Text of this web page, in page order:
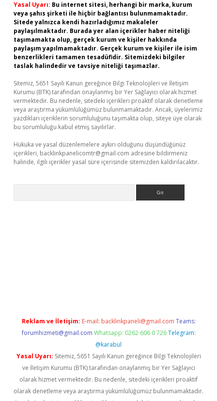
Yasal Uyarı: Bu internet sitesi, herhangi bir marka, kurum
veya şahıs şirketi ile hiçbir bağlantısı bulunmamaktadır.
Sitede yalnızca kendi hazırladığımız makaleler
paylaşılmaktadır. Burada yer alan içerikler haber niteliği
taşımamakta olup, gerçek kurum ve kişiler hakkında
paylaşım yapılmamaktadır. Gerçek kurum ve kişiler ile isim
benzerlikleri tamamen tesadüfidir. Sitemizdeki bilgiler
taslak halindedir ve tavsiye niteliği taşımazlar.
Sitemiz, 5651 Sayılı Kanun gereğince Bilgi Teknolojileri ve İletişim
Kurumu (BTK) tarafından onaylanmış bir Yer Sağlayıcı olarak hizmet
vermektedir. Bu nedenle, sitedeki içerikleri proaktif olarak denetleme
veya araştırma yükümlülüğümüz bulunmamaktadır. Ancak, üyelerimiz
yazdıkları içeriklerin sorumluluğunu taşımakta olup, siteye üye olarak
bu sorumluluğu kabul etmiş sayılırlar.
Hukuka ve yasal düzenlemelere aykırı olduğunu düşündüğünüz
içerikleri, backlinkpanelicomtr@gmail.com adresine bildirmeniz
halinde, ilgili içerikler yasal süre içerisinde sitemizden kaldırılacaktır.
Reklam ve İletişim: E-mail: backlinkpaneli@gmail.com Teams:
forumhizmeti@gmail.com Whatsapp: 0262 606 0 726 Telegram:
@karabul
Yasal Uyarı: Sitemiz, 5651 Sayılı Kanun gereğince Bilgi Teknolojileri
ve İletişim Kurumu (BTK) tarafından onaylanmış bir Yer Sağlayıcı
olarak hizmet vermektedir. Bu nedenle, sitedeki içerikleri proaktif
olarak denetleme veya araştırma yükümlülüğümüz bulunmamaktadır.